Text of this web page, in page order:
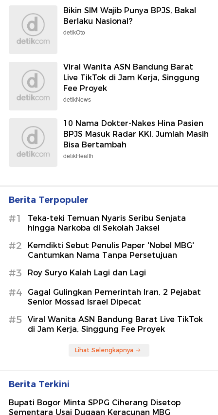
Bikin SIM Wajib Punya BPJS, Bakal
Berlaku Nasional?
detikOto
Viral Wanita ASN Bandung Barat
Live TikTok di Jam Kerja, Singgung
Fee Proyek
detikNews
10 Nama Dokter-Nakes Hina Pasien
BPJS Masuk Radar KKI, Jumlah Masih
Bisa Bertambah
detikHealth
Berita Terpopuler
#1
Teka-teki Temuan Nyaris Seribu Senjata
hingga Narkoba di Sekolah Jaksel
#2
Kemdikti Sebut Penulis Paper 'Nobel MBG'
Cantumkan Nama Tanpa Persetujuan
#3 Roy Suryo Kalah Lagi dan Lagi
#4
Gagal Gulingkan Pemerintah Iran, 2 Pejabat
Senior Mossad Israel Dipecat
#5
Viral Wanita ASN Bandung Barat Live TikTok
di Jam Kerja, Singgung Fee Proyek
Lihat Selengkapnya
Berita Terkini
Bupati Bogor Minta SPPG Ciherang Disetop
Sementara Usai Dugaan Keracunan MBG